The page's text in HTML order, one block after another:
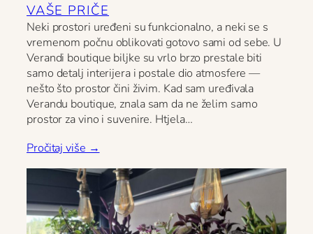
VAŠE PRIČE
Neki prostori uređeni su funkcionalno, a neki se s
vremenom počnu oblikovati gotovo sami od sebe. U
Verandi boutique biljke su vrlo brzo prestale biti
samo detalj interijera i postale dio atmosfere —
nešto što prostor čini živim. Kad sam uređivala
Verandu boutique, znala sam da ne želim samo
prostor za vino i suvenire. Htjela…
Pročitaj više →